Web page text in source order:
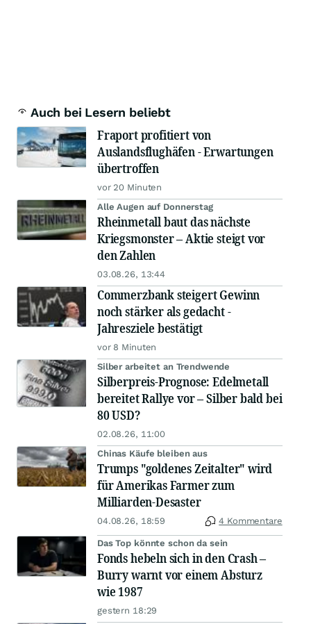
Auch bei Lesern beliebt
Fraport profitiert von
Auslandsflughäfen - Erwartungen
übertroffen
vor 20 Minuten
Alle Augen auf Donnerstag
Rheinmetall baut das nächste
Kriegsmonster – Aktie steigt vor
den Zahlen
03.08.26, 13:44
Commerzbank steigert Gewinn
noch stärker als gedacht -
Jahresziele bestätigt
vor 8 Minuten
Silber arbeitet an Trendwende
Silberpreis-Prognose: Edelmetall
bereitet Rallye vor – Silber bald bei
80 USD?
02.08.26, 11:00
Chinas Käufe bleiben aus
Trumps "goldenes Zeitalter" wird
für Amerikas Farmer zum
Milliarden-Desaster
04.08.26, 18:59 4 Kommentare
Das Top könnte schon da sein
Fonds hebeln sich in den Crash –
Burry warnt vor einem Absturz
wie 1987
gestern 18:29